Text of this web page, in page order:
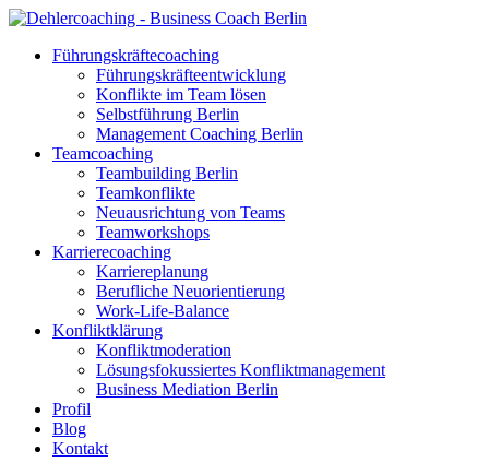
Skip
main
Menu
Führungskräfte­coaching
Führungskräfte­­entwicklung
Konflikte im Team lösen
Selbstführung Berlin
Management Coaching Berlin
Teamcoaching
Teambuilding Berlin
Teamkonflikte
Neuausrichtung von Teams
Teamworkshops
Karrierecoaching
Karriereplanung
Berufliche Neuorientierung
Work-Life-Balance
Konfliktklärung
Konfliktmoderation
Lösungsfokussiertes Konfliktmanagement
Business Mediation Berlin
Profil
Blog
Kontakt